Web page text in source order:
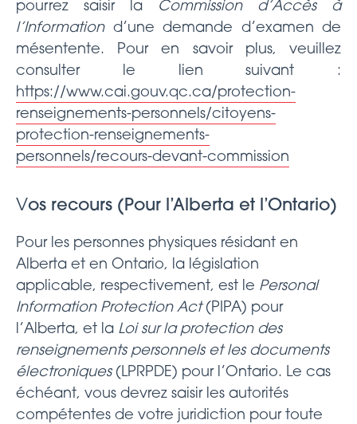
pourrez saisir la
Commission d’Accès à
l’Informationd’une demande d’examen de
mésentente. Pour en savoir plus, veuillez
consulter le lien suivant :
https://www.cai.gouv.qc.ca/protection-
renseignements-personnels/citoyens-
protection-renseignements-
personnels/recours-devant-commission
Vos recours (Pour l’Alberta et l’Ontario)
Pour les personnes physiques résidant en
Alberta et en Ontario, la législation
applicable, respectivement, est le Personal
Information Protection Act(PIPA) pour
l’Alberta, et la Loi sur la protection des
renseignements personnels et les documents
électroniques(LPRPDE) pour l’Ontario. Le cas
échéant, vous devrez saisir les autorités
compétentes de votre juridiction pour toute